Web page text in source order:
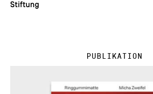
Stiftung
Publikation